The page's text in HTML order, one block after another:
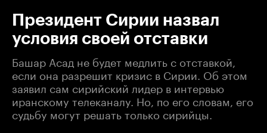
Президент Сирии назвал
условия своей отставки
Башар Асад не будет медлить с отставкой,
если она разрешит кризис в Сирии. Об этом
заявил сам сирийский лидер в интервью
иранскому телеканалу. Но, по его словам, его
судьбу могут решать только сирийцы.